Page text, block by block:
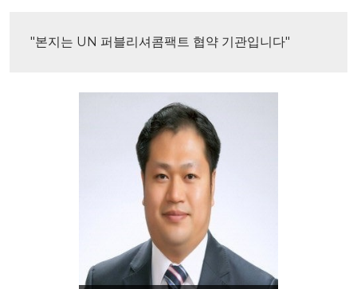
"본지는 UN 퍼블리셔콤팩트 협약 기관입니다"